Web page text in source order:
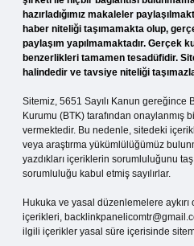
hazırladığımız makaleler
haber niteliği taşımamakta olup,
paylaşım yapılmamaktadır. Gerçek
benzerlikleri tamamen tesadüfidir.
halindedir ve tavsiye niteliği
Sitemiz, 5651 Sayılı Kanun gereğince
Kurumu (BTK) tarafından onaylanmış
vermektedir. Bu nedenle, sitedeki
veya araştırma yükümlülüğümüz
yazdıkları içeriklerin sorumluluğunu
sorumluluğu kabul etmiş sayılırlar.
Hukuka ve yasal düzenlemelere
içerikleri,
ilgili içerikler yasal süre içerisinde